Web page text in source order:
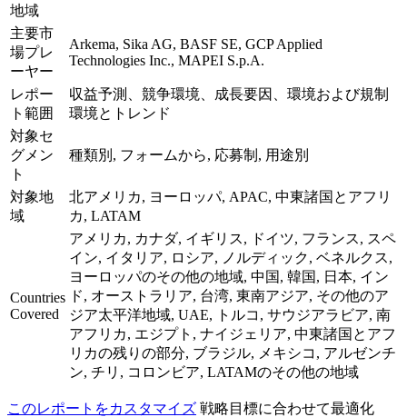
地域
主要市
場プレ
ーヤー
Arkema, Sika AG, BASF SE, GCP Applied
Technologies Inc., MAPEI S.p.A.
レポー
ト範囲
収益予測、競争環境、成長要因、環境および規制
環境とトレンド
対象セ
グメン
ト
種類別, フォームから, 応募制, 用途別
対象地
域
北アメリカ, ヨーロッパ, APAC, 中東諸国とアフリ
カ, LATAM
Countries
Covered
アメリカ, カナダ, イギリス, ドイツ, フランス, スペ
イン, イタリア, ロシア, ノルディック, ベネルクス,
ヨーロッパのその他の地域, 中国, 韓国, 日本, イン
ド, オーストラリア, 台湾, 東南アジア, その他のア
ジア太平洋地域, UAE, トルコ, サウジアラビア, 南
アフリカ, エジプト, ナイジェリア, 中東諸国とアフ
リカの残りの部分, ブラジル, メキシコ, アルゼンチ
ン, チリ, コロンビア, LATAMのその他の地域
このレポートをカスタマイズ 戦略目標に合わせて最適化